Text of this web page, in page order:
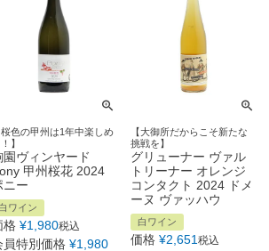
色の甲州は1年中楽しめ
】
園ヴィンヤード
甲州桜花 2024
ニー
ワイン
格 ¥1,980税込
員特別価格 ¥1,980
【大御所だからこそ新たな
挑戦を】
グリューナー ヴァル
トリーナー オレンジ
コンタクト 2024 ドメ
ーヌ ヴァッハウ
白ワイン
価格 ¥2,651 税込